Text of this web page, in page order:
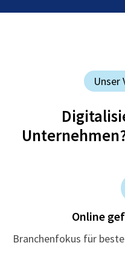
Unser
Online
Branchenfokus für